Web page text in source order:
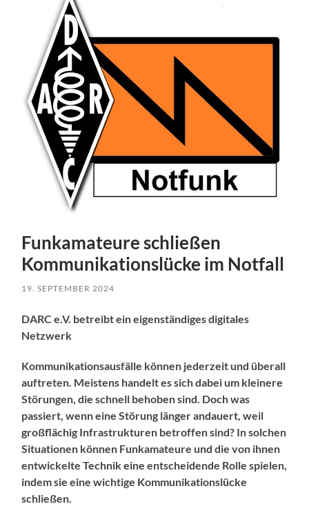
Funkamateure schließen
Kommunikationslücke im Notfall
19. SEPTEMBER 2024
DARC e.V. betreibt ein eigenständiges digitales
Netzwerk
Kommunikationsausfälle können jederzeit und überall
auftreten. Meistens handelt es sich dabei um kleinere
Störungen, die schnell behoben sind. Doch was
passiert, wenn eine Störung länger andauert, weil
großflächig Infrastrukturen betroffen sind? In solchen
Situationen können Funkamateure und die von ihnen
entwickelte Technik eine entscheidende Rolle spielen,
indem sie eine wichtige Kommunikationslücke
schließen.